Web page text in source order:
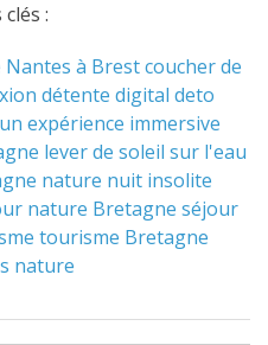
:
Nantes à Brestcoucher de
détente digital deto
expérience immersive
lever de soleil sur l'eau
nature nuit insolite
nature Bretagne séjour
tourisme Bretagne
nature